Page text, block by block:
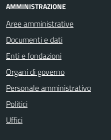
AMMINISTRAZIONE
Aree amministrative
Documenti e dati
Enti e fondazioni
Organi di governo
Personale amministrativo
Politici
Uffici